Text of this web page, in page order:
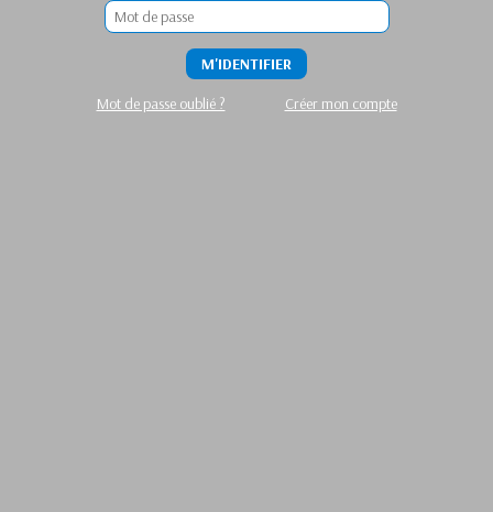
M'IDENTIFIER
Mot de passe oublié ?
Créer mon compte